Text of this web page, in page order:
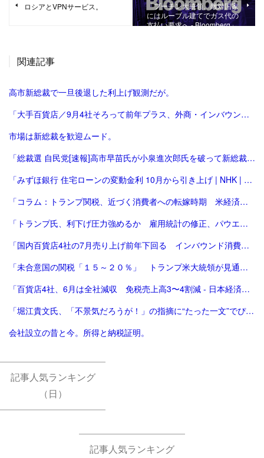
ロシアとVPNサービス。
「プーチン大統領、敵対国家
にはルーブル建てでガス代の
支払い要求へ - Bloomberg」
関連記事
高市新総裁で一旦後退した利上げ観測だが。
「大手百貨店／9月4社そろって前年プラス、外商・インバウンド好調 | 流通ニュース」
市場は新総裁を歓迎ムード。
「総裁選 自民党[速報]高市早苗氏が小泉進次郎氏を破って新総裁、会見で「景色変える」初の女性首相が誕生か : 読売新聞」
「みずほ銀行 住宅ローンの変動金利 10月から引き上げ | NHK | 金融」
「コラム：トランプ関税、近づく消費者への転嫁時期 米経済にどう影響 | ロイター」
「トランプ氏、利下げ圧力強めるか 雇用統計の修正、パウエル氏に逆風 [トランプ再来][トランプ関税]：朝日新聞」
「国内百貨店4社の7月売り上げ前年下回る インバウンド消費減で | ロイター」
「未合意国の関税「１５～２０％」 トランプ米大統領が見通し：時事ドットコム」
「百貨店4社、6月は全社減収 免税売上高3〜4割減 - 日本経済新聞」
「堀江貴文氏、「不景気だろうが！」の指摘に“たった一文”でぴしゃり回答 反響続々 - 芸能 : 日刊スポーツ」
会社設立の昔と今。所得と納税証明。
記事人気ランキング
（日）
記事人気ランキング